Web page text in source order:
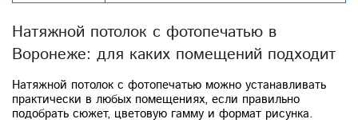
Натяжной потолок с фотопечатью в
Воронеже: для каких помещений подходит
Натяжной потолок с фотопечатью можно устанавливать
практически в любых помещениях, если правильно
подобрать сюжет, цветовую гамму и формат рисунка.